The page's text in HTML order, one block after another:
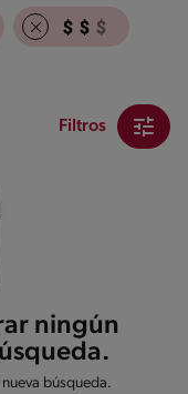
Filtros
ningún
búsqueda.